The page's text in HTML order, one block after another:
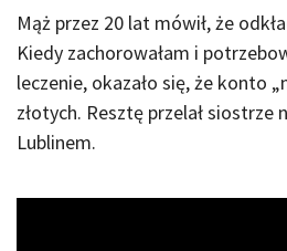
Mąż przez 20 lat mówił, że
Kiedy zachorowałam i
leczenie, okazało się, że konto
złotych. Resztę przelał siostrze
Lublinem.